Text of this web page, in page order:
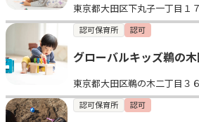
東京都大田区下丸子一丁目１
認可保育所 認可
グローバルキッズ鵜の
東京都大田区鵜の木二丁目３
認可保育所 認可